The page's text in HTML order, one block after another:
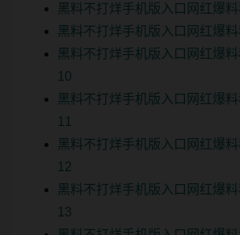
黑料不打烊手机版入口网红爆
黑料不打烊手机版入口网红爆
黑料不打烊手机版入口网红爆
10
黑料不打烊手机版入口网红爆
11
黑料不打烊手机版入口网红爆
12
黑料不打烊手机版入口网红爆
13